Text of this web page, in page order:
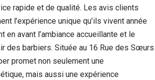
rapide et de qualité. Les avis clients
l’expérience unique qu’ils vivent année
en avant l’ambiance accueillante et le
des barbiers. Située au 16 Rue des Sœurs
promet non seulement une
mais aussi une expérience